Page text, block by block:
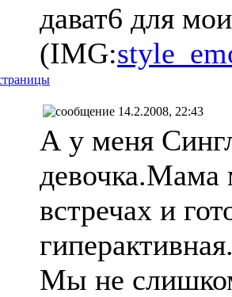
дават6 для
(IMG:
14.2.2008, 22:43
А у меня
девочка.Мама
встречах и
Мы не